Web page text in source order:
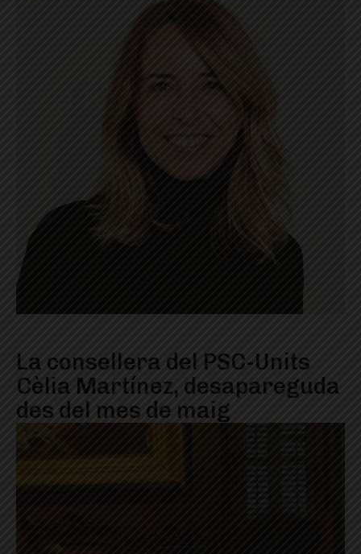
La consellera del PSC-Units
Cèlia Martínez, desapareguda
des del mes de maig